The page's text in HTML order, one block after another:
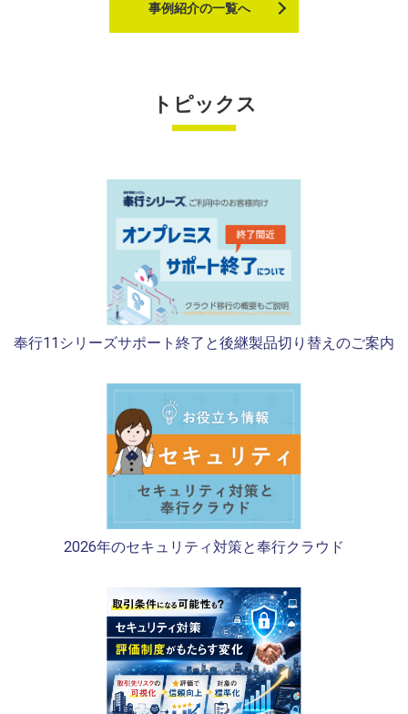
事例紹介の一覧へ
トピックス
奉行11シリーズサポート終了と後継製品切り替えのご案内
2026年のセキュリティ対策と奉行クラウド